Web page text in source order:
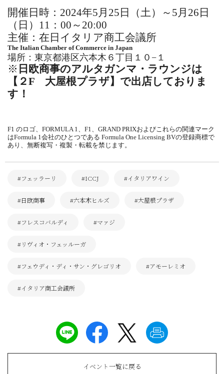
開催日時：2024年5月25日（土）～5月26日
（日）11：00～20:00
主催：在日イタリア商工会議所
The Italian Chamber of Commerce in Japan
場所：東京都港区六本木６丁目１０−１
※ 日欧商事のアルタガンマ・ラウンジは
【２F 大屋根プラザ】で出店しておりま
す！
F1 のロゴ、FORMULA 1、F1、GRAND PRIXおよびこれらの関連マーク
はFormula 1会社のひとつである Formula One Licensing BVの登録商標で
あり、無断複写・複製・転載を禁じます。
#フェッラーリ #ICCJ #イタリアワイン
#日欧商事 #六本木ヒルズ #大屋根プラザ
#フレスコバルディ #マァジ
#リヴィオ・フェッルーガ
#フェウディ・ディ・サン・グレゴリオ #アモーレミオ
#イタリア商工会議所
イベント一覧に戻る